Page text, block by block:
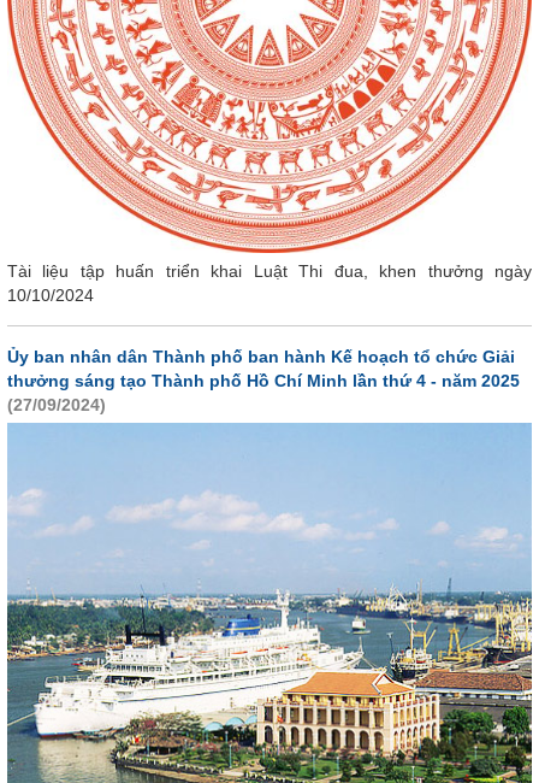
Tài liệu tập huấn triển khai Luật Thi đua, khen thưởng ngày
10/10/2024
Ủy ban nhân dân Thành phố ban hành Kế hoạch tổ chức Giải
thưởng sáng tạo Thành phố Hồ Chí Minh lần thứ 4 - năm 2025
(27/09/2024)